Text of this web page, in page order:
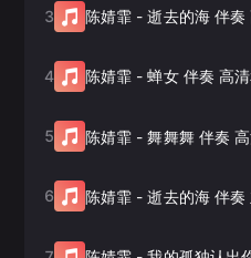
3 陈婧霏 -逝去的海 伴奏
4 陈婧霏 -蝉女 伴奏 高
5 陈婧霏 -舞舞舞 伴奏
6 陈婧霏 -逝去的海 伴奏